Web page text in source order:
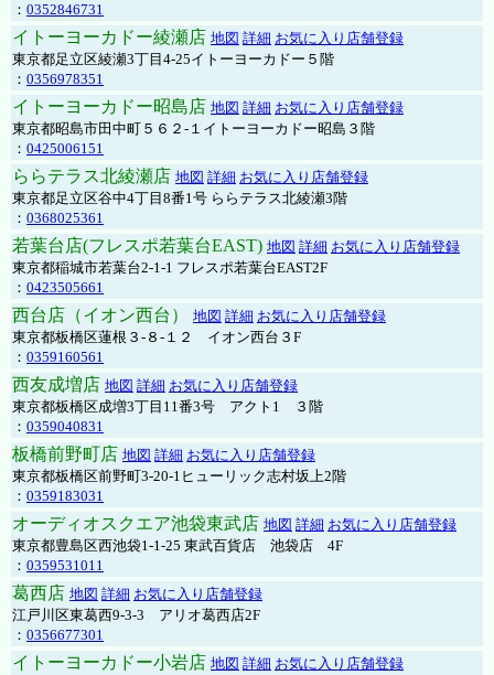
： 0352846731
イトーヨーカドー綾瀬店 地図 詳細 お気に入り店舗登録
東京都足立区綾瀬3丁目4-25イトーヨーカドー５階
： 0356978351
イトーヨーカドー昭島店 地図 詳細 お気に入り店舗登録
東京都昭島市田中町５６２-１イトーヨーカドー昭島３階
： 0425006151
ららテラス北綾瀬店 地図 詳細 お気に入り店舗登録
東京都足立区谷中4丁目8番1号 ららテラス北綾瀬3階
： 0368025361
若葉台店(フレスポ若葉台EAST) 地図 詳細 お気に入り店舗登録
東京都稲城市若葉台2-1-1 フレスポ若葉台EAST2F
： 0423505661
西台店（イオン西台） 地図 詳細 お気に入り店舗登録
東京都板橋区蓮根３-８-１２ イオン西台３F
： 0359160561
西友成増店 地図 詳細 お気に入り店舗登録
東京都板橋区成増3丁目11番3号 アクト1 ３階
： 0359040831
板橋前野町店 地図 詳細 お気に入り店舗登録
東京都板橋区前野町3-20-1ヒューリック志村坂上2階
： 0359183031
オーディオスクエア池袋東武店 地図 詳細 お気に入り店舗登録
東京都豊島区西池袋1-1-25 東武百貨店 池袋店 4F
： 0359531011
葛西店 地図 詳細 お気に入り店舗登録
江戸川区東葛西9-3-3 アリオ葛西店2F
： 0356677301
イトーヨーカドー小岩店 地図 詳細 お気に入り店舗登録